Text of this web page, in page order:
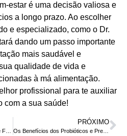
estar é uma decisão valiosa e
a longo prazo. Ao escolher
e especializado, como o Dr.
dando um passo importante
mais saudável e
qualidade de vida e
à má alimentação.
profissional para te auxiliar
com a sua saúde!
PRÓXIMO
Os Benefícios dos Probióticos e Prebióticos na Alimentação Diária